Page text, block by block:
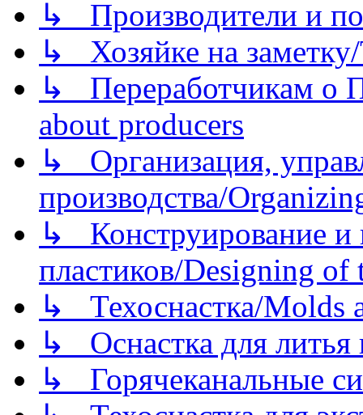
↳ Производители и
↳ Хозяйке на
↳ Переработчикам о
about producers
↳ Организация,
производства/
↳ Конструирование и
пластиков/Designing of
↳ Техоснастка/Molds
↳ Оснастка для литья
↳ Горячеканальные